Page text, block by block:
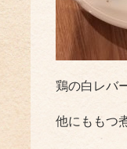
鶏の白レバ
他にももつ